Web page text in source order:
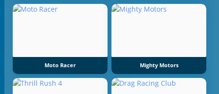
Moto Racer Mighty Motors